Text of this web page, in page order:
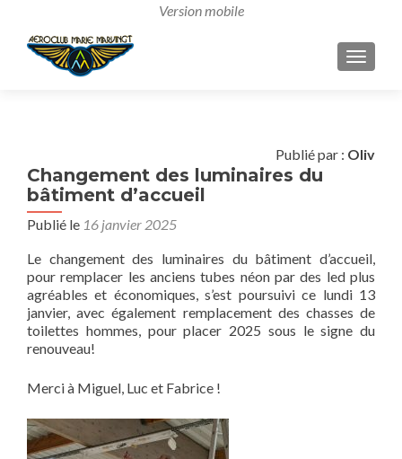
Publié par : Oliv
Changement des luminaires du
bâtiment d’accueil
Publié le 16 janvier 2025
Le changement des luminaires du bâtiment d’accueil,
pour remplacer les anciens tubes néon par des led plus
agréables et économiques, s’est poursuivi ce lundi 13
janvier, avec également remplacement des chasses de
toilettes hommes, pour placer 2025 sous le signe du
renouveau!
Merci à Miguel, Luc et Fabrice !